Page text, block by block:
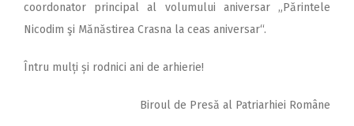
coordonator principal al volumului aniversar „Părintele
Nicodim şi Mănăstirea Crasna la ceas aniversar“.
Întru mulți și rodnici ani de arhierie!
Biroul de Presă al Patriarhiei Române